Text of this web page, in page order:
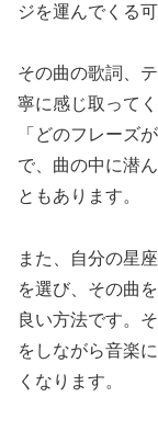
ジを運んでくる
その曲の歌詞、
寧に感じ取って
「どのフレーズ
で、曲の中に潜
ともあります。
また、自分の星
を選び、その曲
良い方法です。
をしながら音楽
くなります。